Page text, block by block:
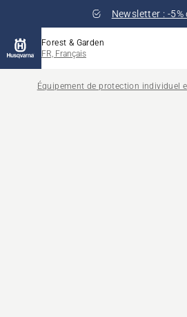
Newsletter : -
Forest & Garden
FR, Français
Équipement de protection individuel